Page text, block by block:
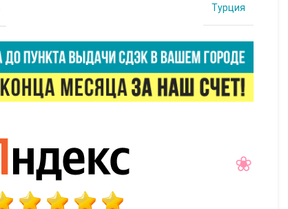
Турция